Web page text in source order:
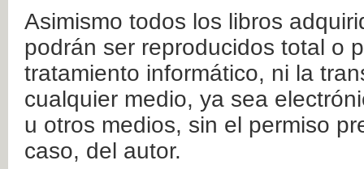
Asimismo todos los libros
podrán ser reproducidos total o
tratamiento informático, ni la
cualquier medio, ya sea
u otros medios, sin el permiso
caso, del autor.